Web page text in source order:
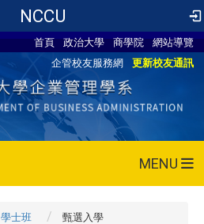
NCCU
首頁 政治大學 商學院
網站導覽
企管校友服務網
更新校友通訊
MENU
學士班 甄選入學